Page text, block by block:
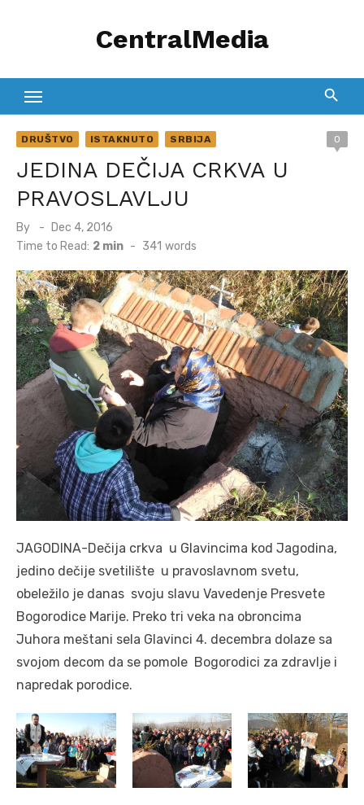
CentralMedia
DRUŠTVO ISTAKNUTO SRBIJA 0
JEDINA DEČIJA CRKVA U
PRAVOSLAVLJU
By
Posted
on
Dec 4, 2016
Time to Read: 2 min - 341 words
JAGODINA-Dečija crkva u Glavincima kod Jagodina,
jedino dečije svetilište u pravoslavnom svetu,
obeležilo je danas svoju slavu Vavedenje Presvete
Bogorodice Marije. Preko tri veka na obroncima
Juhora meštani sela Glavinci 4. decembra dolaze sa
svojom decom da se pomole Bogorodici za zdravlje i
napredak porodice.